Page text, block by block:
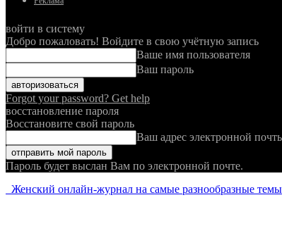
войти в систему
Добро пожаловать! Войдите в свою учётную запись
Ваше имя пользователя
Ваш пароль
Forgot your password? Get help
восстановление пароля
Восстановите свой пароль
Ваш адрес электронной
Пароль будет выслан Вам по электронной почте.
Женский онлайн-журнал на самые разнообразные темы